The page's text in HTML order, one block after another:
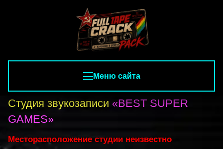
Меню сайта
Студия звукозаписи «BEST SUPER
GAMES»
Месторасположение студии неизвестно